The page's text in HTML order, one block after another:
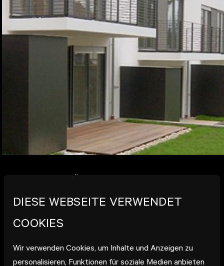
DIESE WEBSEITE VERWENDET
COOKIES
Wir verwenden Cookies, um Inhalte und Anzeigen zu
personalisieren, Funktionen für soziale Medien anbieten
VOLLVERKAUF ALLER
WOHNUNGEN BEIM
WOHNPROJEKT
HEINRICHSHÖHE